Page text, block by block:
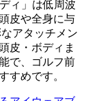
ィ」は低周波
皮や全身に与
アタッチメン
皮・ボディま
で、ゴルフ前
すめです。